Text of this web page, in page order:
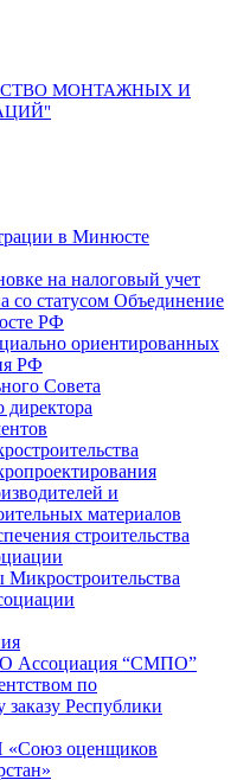
МОНТАЖНЫХ И
в Минюсте
на налоговый учет
со статусом Объединение
РФ
ориентированных
РФ
Совета
директора
и
материалов
строительства
Ассоциация “СМПО”
по
заказу Республики
«Союз оценщиков